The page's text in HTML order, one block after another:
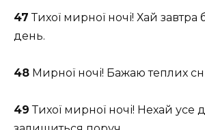
47 Тихої мирної ночі! Хай
день.
48 Мирної ночі! Бажаю теплих
49 Тихої мирної ночі! Нехай усе